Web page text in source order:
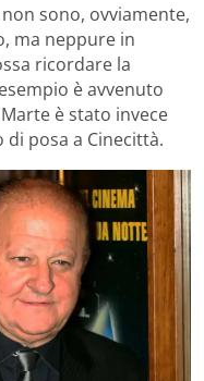
non sono, ovviamente,
ma neppure in
ricordare la
è avvenuto
è stato invece
posa a Cinecittà.